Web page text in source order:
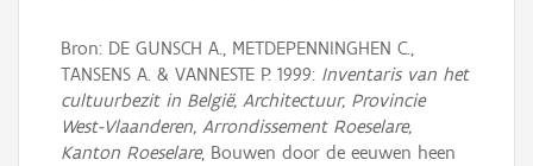
Bron: DE GUNSCH A., METDEPENNINGHEN C.,
TANSENS A. & VANNESTE P. 1999: Inventaris van het
cultuurbezit in België, Architectuur, Provincie
West-Vlaanderen, Arrondissement Roeselare,
Kanton Roeselare, Bouwen door de eeuwen heen